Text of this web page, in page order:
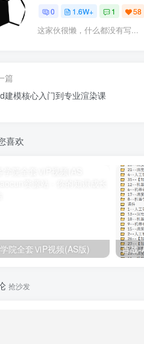
0 1.6W+ 1 58
这家伙很懒，什么都没有写...
篇
建模核心入门到专业渲染课
喜欢
院全套ⅥP视频(AS版)
抢沙发